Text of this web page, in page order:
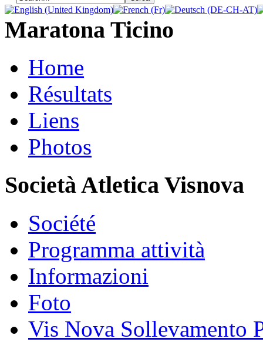
Maratona Ticino
Home
Résultats
Liens
Photos
Società Atletica Visnova
Société
Programma attività
Informazioni
Foto
Vis Nova Sollevamento